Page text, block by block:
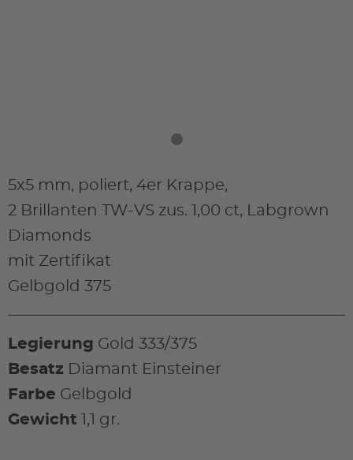
5x5 mm, poliert, 4er Krappe,
2 Brillanten TW-VS zus. 1,00 ct, Labgrown
Diamonds
mit Zertifikat
Gelbgold 375
Legierung Gold 333/375
Besatz Diamant Einsteiner
Farbe Gelbgold
Gewicht
1,1 gr.